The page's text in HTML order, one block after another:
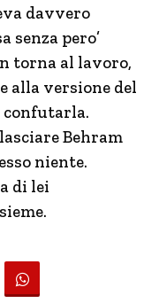
davvero
senza pero’
torna al lavoro,
alla versione del
confutarla.
Behram
niente.
di lei